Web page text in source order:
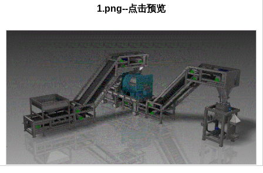
1.png--点击预览